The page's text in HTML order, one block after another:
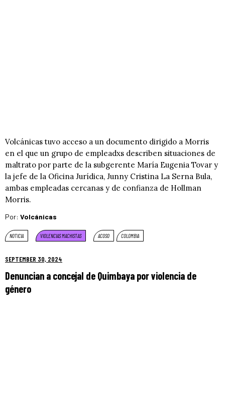
Volcánicas tuvo acceso a un documento dirigido a Morris
en el que un grupo de empleadxs describen situaciones de
maltrato por parte de la subgerente María Eugenia Tovar y
la jefe de la Oficina Jurídica, Junny Cristina La Serna Bula,
ambas empleadas cercanas y de confianza de Hollman
Morris.
Por: Volcánicas
NOTICIA VIOLENCIAS MACHISTAS ACOSO COLOMBIA
SEPTEMBER 30, 2024
Denuncian a concejal de Quimbaya por violencia de
género